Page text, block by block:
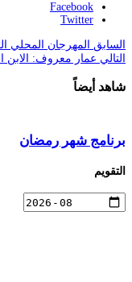
Facebook
Twitter
السابق المهرجان المحلي الـ11 للمسرح المحترف
التالي عمار معروف: الابن
شاهد أيضاً
برنامج شهر رمضان
التقويم